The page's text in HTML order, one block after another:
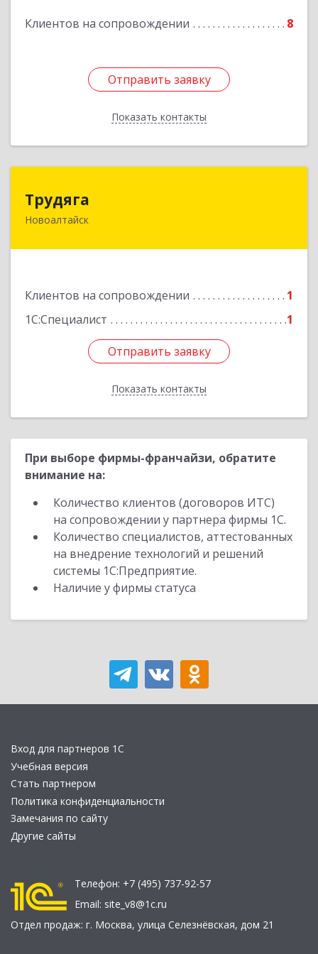
Клиентов на сопровождении 8
Отправить заявку
Показать контакты
Подробнее
Отправить заявку
Назад
Трудяга
Новоалтайск
Клиентов на сопровождении
1
1С:Специалист
1
Отправить заявку
Показать контакты
658080, Алтайский край, Новоалтайск г,
Отправить заявку
Назад
При выборе фирмы-франчайзи, обратите
внимание на:
Количество клиентов (договоров ИТС)
на сопровождении у партнера фирмы 1С.
Количество специалистов, аттестованных
на внедрение технологий и решений
системы 1С:Предприятие.
Наличие у фирмы статуса
Вход для партнеров 1С
Учебная версия
Стать партнером
Политика конфиденциальности
Замечания по сайту
Другие сайты
Телефон: +7 (495) 737-92-57
Email: site_v8@1c.ru
Отдел продаж: г. Москва, улица Селезнёвская, дом 21